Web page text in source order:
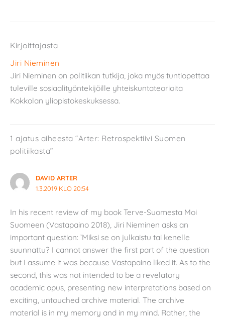
Kirjoittajasta
Jiri Nieminen
Jiri Nieminen on politiikan tutkija, joka myös tuntiopettaa
tuleville sosiaalityöntekijöille yhteiskuntateorioita
Kokkolan yliopistokeskuksessa.
1 ajatus aiheesta “Arter: Retrospektiivi Suomen
politiikasta”
DAVID ARTER
1.3.2019 KLO 20:54
In his recent review of my book Terve-Suomesta Moi
Suomeen (Vastapaino 2018), Jiri Nieminen asks an
important question: ’Miksi se on julkaistu tai kenelle
suunnattu? I cannot answer the first part of the question
but I assume it was because Vastapaino liked it. As to the
second, this was not intended to be a revelatory
academic opus, presenting new interpretations based on
exciting, untouched archive material. The archive
material is in my memory and in my mind. Rather, the